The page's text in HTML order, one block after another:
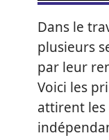
Dans le
plusieurs
par leur
Voici les
attirent